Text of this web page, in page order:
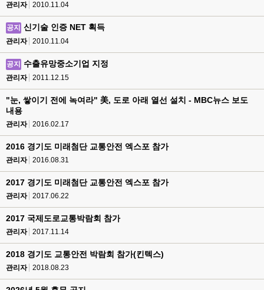
관리자 2010.11.04
공지 신기술 인증 NET 획득
관리자 2010.11.04
공지 수출유망중소기업 지정
관리자 2011.12.15
"눈, 쌓이기 전에 녹여라" 美, 도로 아래 열선 설치 - MBC뉴스 보도
내용
관리자 2016.02.17
2016 경기도 미래첨단 교통안전 엑스포 참가
관리자 2016.08.31
2017 경기도 미래첨단 교통안전 엑스포 참가
관리자 2017.06.22
2017 국제도로교통박람회 참가
관리자 2017.11.14
2018 경기도 교통안전 박람회 참가(킨텍스)
관리자 2018.08.23